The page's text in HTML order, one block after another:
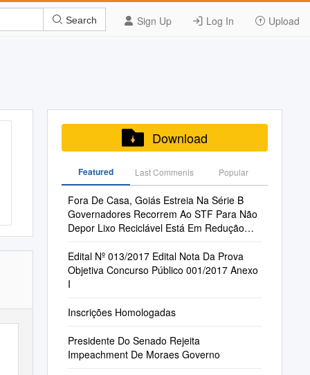
Sign Up Log In Upload
Search
Download
Featured Last Commenis Popular
Fora De Casa, Goiás Estreia Na Série B
Governadores Recorrem Ao STF Para Não
Depor Lixo Reciclável Está Em Redução
Edital Nº 013/2017 Edital Nota Da Prova
Objetiva Concurso Público 001/2017 Anexo
I
Inscrições Homologadas
Presidente Do Senado Rejeita
Impeachment De Moraes Governo